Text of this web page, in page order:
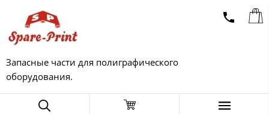
Запасные части для полиграфического
оборудования.